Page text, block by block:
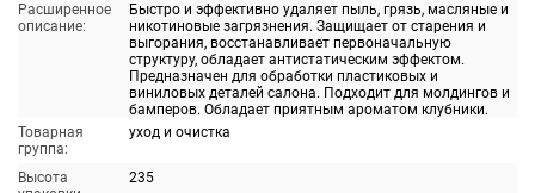
Расширенное
описание:
Быстро и эффективно удаляет пыль, грязь, масляные и
никотиновые загрязнения. Защищает от старения и
выгорания, восстанавливает первоначальную
структуру, обладает антистатическим эффектом.
Предназначен для обработки пластиковых и
виниловых деталей салона. Подходит для молдингов и
бамперов. Обладает приятным ароматом клубники.
Товарная
группа:
уход и очистка
Высота
235